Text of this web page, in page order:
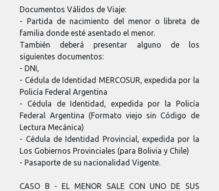
Documentos Válidos de Viaje:
- Partida de nacimiento del menor o libreta de
familia donde esté asentado el menor.
También deberá presentar alguno de los
siguientes documentos:
- DNI,
- Cédula de Identidad MERCOSUR, expedida por la
Policía Federal Argentina
- Cédula de Identidad, expedida por la Policía
Federal Argentina (Formato viejo sin Código de
Lectura Mecánica)
- Cédula de Identidad Provincial, expedida por la
Los Gobiernos Provinciales (para Bolivia y Chile)
- Pasaporte de su nacionalidad Vigente.
CASO B - EL MENOR SALE CON UNO DE SUS